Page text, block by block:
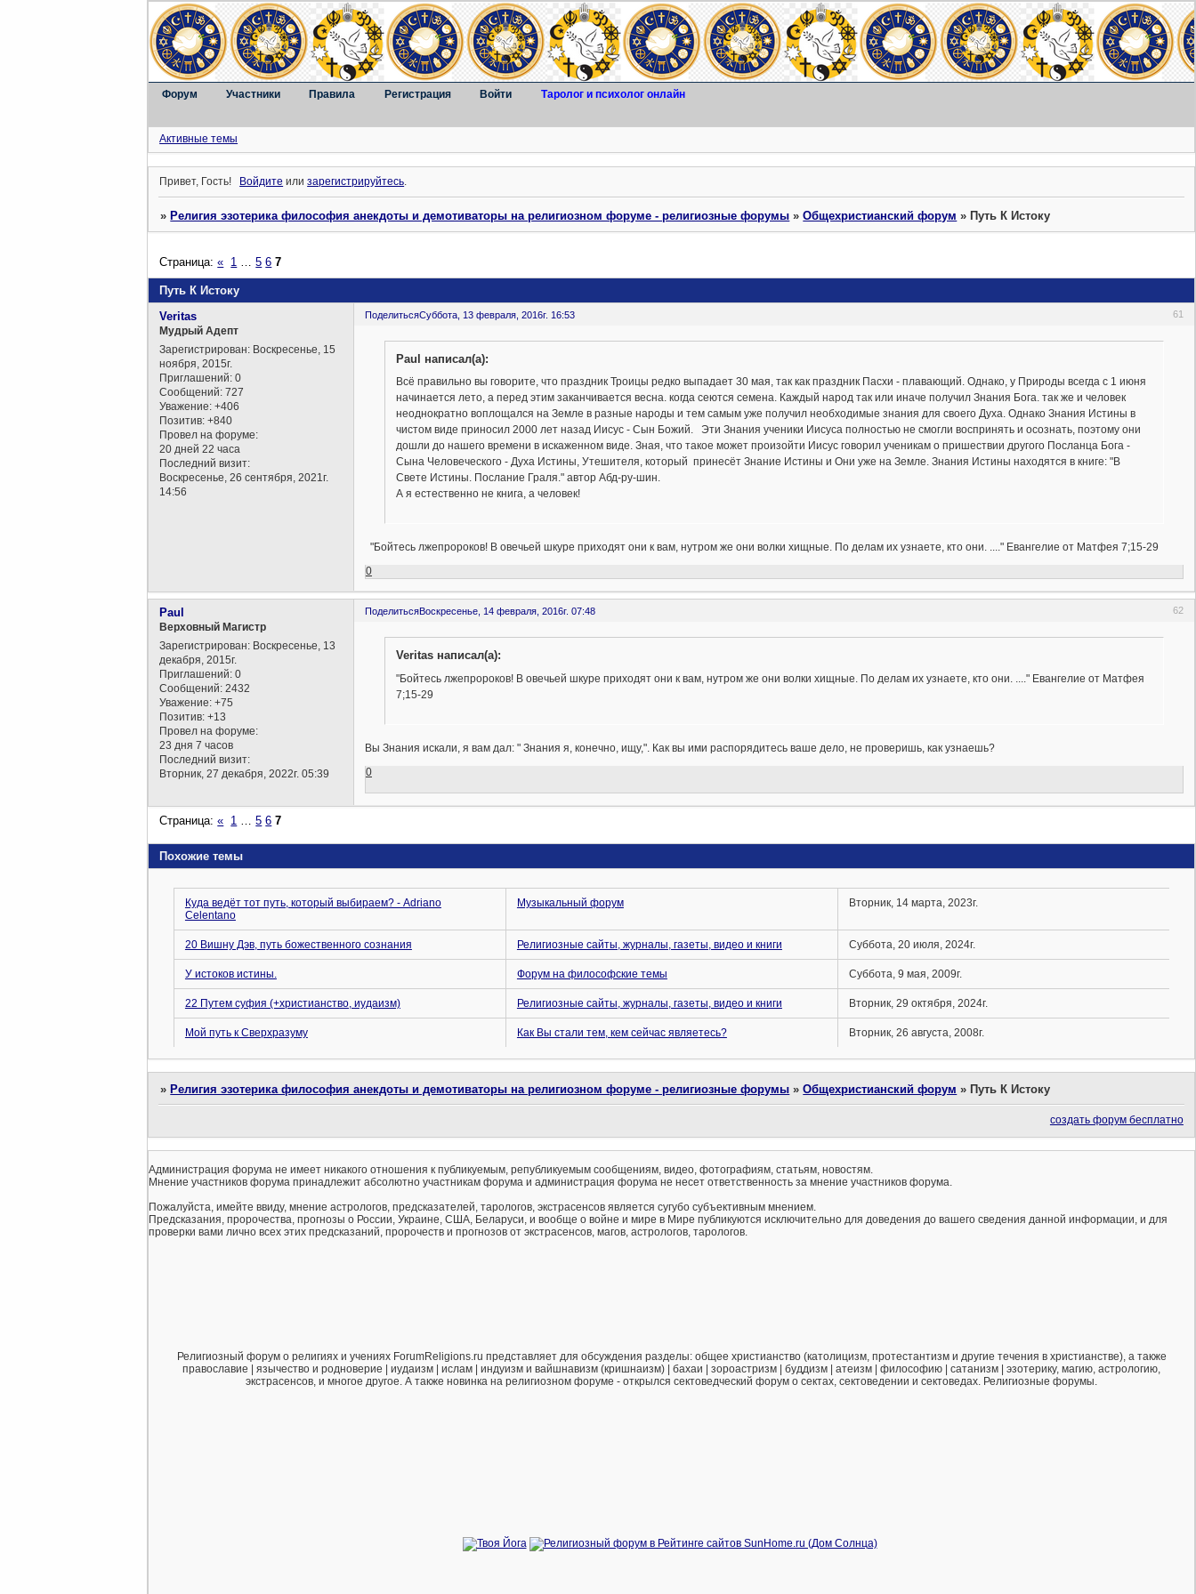
Форум Участники Правила Регистрация Войти Таролог и психолог онлайн
Активные темы
Привет, Гость! Войдите илизарегистрируйтесь.
»Религия эзотерика философия анекдоты и демотиваторы на религиозном форуме - религиозные форумы »Общехристианский форум »Путь К Истоку
Путь К Истоку
Страница:« 1 5 6 7
Поделиться 61
Суббота, 13 февраля, 2016г. 16:53
Veritas
Мудрый Адепт
Зарегистрирован: Воскресенье, 15
ноября, 2015г.
Приглашений: 0
Сообщений: 727
Уважение: +406
Позитив: +840
Провел на форуме:
20 дней 22 часа
Последний визит:
Воскресенье, 26 сентября, 2021г.
14:56
Paul написал(а):
Всё правильно вы говорите, что праздник Троицы редко выпадает 30 мая, так как праздник Пасхи - плавающий. Однако, у Природы всегда с 1 июня
начинается лето, а перед этим заканчивается весна. когда сеются семена. Каждый народ так или иначе получил Знания Бога. так же и человек
неоднократно воплощался на Земле в разные народы и тем самым уже получил необходимые знания для своего Духа. Однако Знания Истины в
чистом виде приносил 2000 лет назад Иисус - Сын Божий. Эти Знания ученики Иисуса полностью не смогли воспринять и осознать, поэтому они
дошли до нашего времени в искаженном виде. Зная, что такое может произойти Иисус говорил ученикам о пришествии другого Посланца Бога -
Сына Человеческого - Духа Истины, Утешителя, который принесёт Знание Истины и Они уже на Земле. Знания Истины находятся в книге: "В
Свете Истины. Послание Граля." автор Абд-ру-шин.
А я естественно не книга, а человек!
"Бойтесь лжепророков! В овечьей шкуре приходят они к вам, нутром же они волки хищные. По делам их узнаете, кто они. ...." Евангелие от Матфея 7;15-29
0
Поделиться 62
Воскресенье, 14 февраля, 2016г. 07:48
Paul
Верховный Магистр
Зарегистрирован: Воскресенье, 13
декабря, 2015г.
Приглашений: 0
Сообщений: 2432
Уважение: +75
Позитив: +13
Провел на форуме:
23 дня 7 часов
Последний визит:
Вторник, 27 декабря, 2022г. 05:39
Veritas написал(а):
"Бойтесь лжепророков! В овечьей шкуре приходят они к вам, нутром же они волки хищные. По делам их узнаете, кто они. ...." Евангелие от Матфея
7;15-29
Вы Знания искали, я вам дал: " Знания я, конечно, ищу,". Как вы ими распорядитесь ваше дело, не проверишь, как узнаешь?
0
Страница:« 1 5 6 7
Похожие темы
Куда ведёт тот путь, который выбираем? - Adriano
Celentano
Музыкальный форум Вторник, 14 марта, 2023г.
20 Вишну Дэв, путь божественного сознания Религиозные сайты, журналы, газеты, видео и книги Суббота, 20 июля, 2024г.
У истоков истины. Форум на философские темы Суббота, 9 мая, 2009г.
22 Путем суфия (+христианство, иудаизм) Религиозные сайты, журналы, газеты, видео и книги Вторник, 29 октября, 2024г.
Мой путь к Сверхразуму Как Вы стали тем, кем сейчас являетесь? Вторник, 26 августа, 2008г.
» Религия эзотерика философия анекдоты и демотиваторы на религиозном форуме - религиозные форумы »Общехристианский форум » Путь К Истоку
создать форум бесплатно
Администрация форума не имеет никакого отношения к публикуемым, републикуемым сообщениям, видео, фотографиям, статьям, новостям.
Мнение участников форума принадлежит абсолютно участникам форума и администрация форума не несет ответственность за мнение участников форума.
Пожалуйста, имейте ввиду, мнение астрологов, предсказателей, тарологов, экстрасенсов является сугубо субъективным мнением.
Предсказания, пророчества, прогнозы о России, Украине, США, Беларуси, и вообще о войне и мире в Мире публикуются исключительно для доведения до вашего сведения данной информации, и для
проверки вами лично всех этих предсказаний, пророчеств и прогнозов от экстрасенсов, магов, астрологов, тарологов.
Религиозный форум о религиях и учениях ForumReligions.ru представляет для обсуждения разделы: общее христианство (католицизм, протестантизм и другие течения в христианстве), а также
православие | язычество и родноверие | иудаизм | ислам | индуизм и вайшнавизм (кришнаизм) | бахаи | зороастризм | буддизм | атеизм | философию | сатанизм | эзотерику, магию, астрологию,
экстрасенсов, и многое другое. А также новинка на религиозном форуме - открылся сектоведческий форум о сектах, сектоведении и сектоведах. Религиозные форумы.